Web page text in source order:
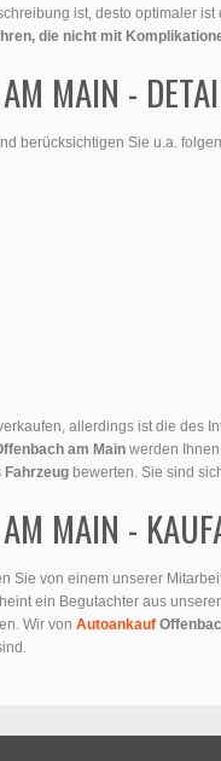
ist, desto optimaler ist
die nicht mit
MAIN -
berücksichtigen Sie u.a.
allerdings ist die des
am Main werden
Fahrzeug bewerten. Sie sind
MAIN -
Sie von einem unserer
ein Begutachter aus
Wir von Autoankauf